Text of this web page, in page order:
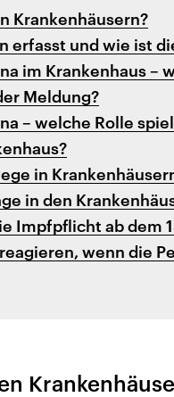
Krankenhäusern?
erfasst und wie ist
im Krankenhaus –
Meldung?
– welche Rolle
in
in den
Impfpflicht ab dem
wenn die